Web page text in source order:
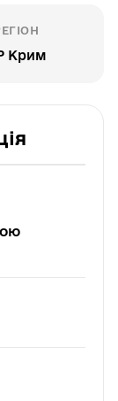
Крим